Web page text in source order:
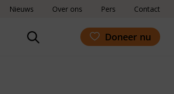
Nieuws Over ons Pers Contact
Doneer nu